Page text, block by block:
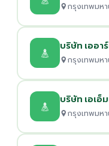
กรุงเทพมห
บริษัท เออา
กรุงเทพมห
บริษัท เอเอ็
กรุงเทพมห